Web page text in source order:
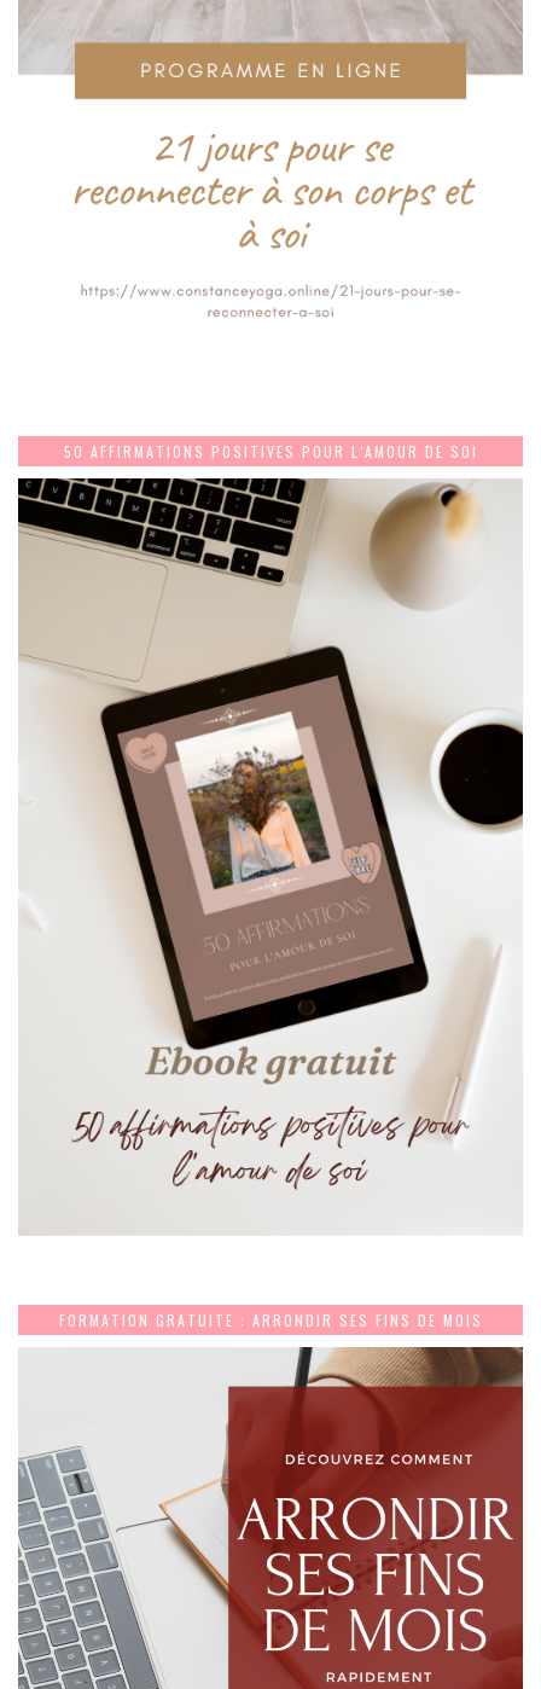
50 AFFIRMATIONS POSITIVES POUR L’AMOUR DE SOI
FORMATION GRATUITE : ARRONDIR SES FINS DE MOIS